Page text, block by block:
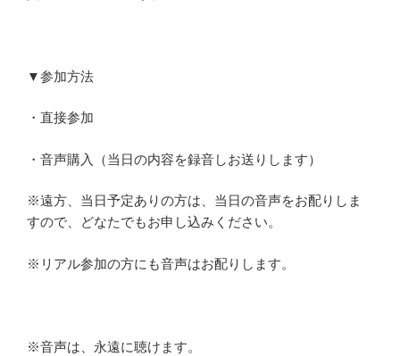
▼参加方法
・直接参加
・音声購入（当日の内容を録音しお送りします）
※遠方、当日予定ありの方は、当日の音声をお配りしま
すので、どなたでもお申し込みください。
※リアル参加の方にも音声はお配りします。
※音声は、永遠に聴けます。